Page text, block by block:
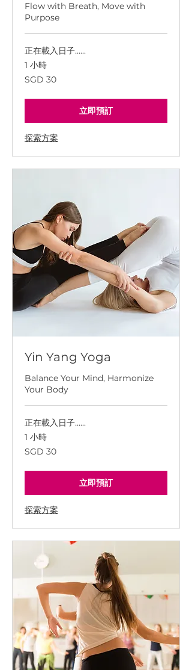
Flow with Breath, Move with
Purpose
正在載入日子......
1 小時
30
新
坡
SGD 30
立即預訂
探索方案
Yin Yang Yoga
Balance Your Mind, Harmonize
Your Body
正在載入日子......
1 小時
30
新
坡
SGD 30
立即預訂
探索方案